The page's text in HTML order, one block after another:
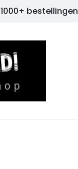
1000+ bestellingen